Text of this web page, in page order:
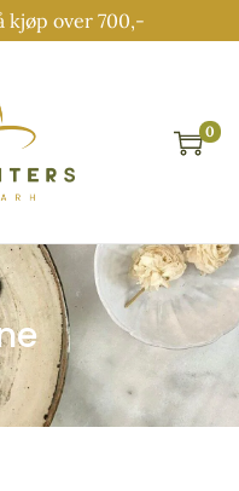
kjøp over 700,-
0